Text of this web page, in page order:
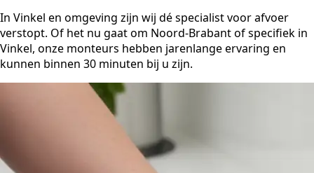
In Vinkel en omgeving zijn wij dé specialist voor afvoer
verstopt. Of het nu gaat om Noord-Brabant of specifiek in
Vinkel, onze monteurs hebben jarenlange ervaring en
kunnen binnen 30 minuten bij u zijn.